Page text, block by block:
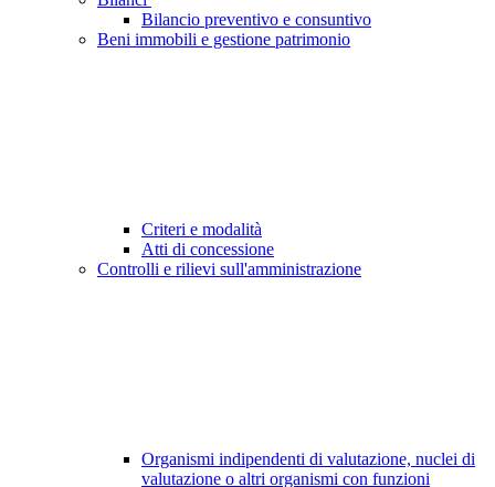
Bilancio preventivo e consuntivo
Beni immobili e gestione patrimonio
Criteri e modalità
Atti di concessione
Controlli e rilievi sull'amministrazione
Organismi indipendenti di valutazione, nuclei di
valutazione o altri organismi con funzioni